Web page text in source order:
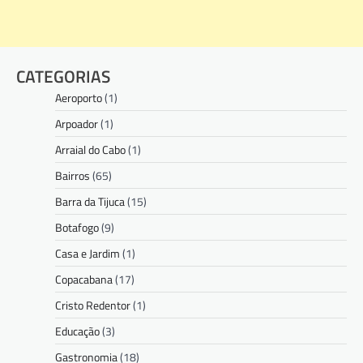
CATEGORIAS
Aeroporto(1)
Arpoador(1)
Arraial do Cabo(1)
Bairros(65)
Barra da Tijuca(15)
Botafogo(9)
Casa e Jardim(1)
Copacabana(17)
Cristo Redentor(1)
Educação(3)
Gastronomia(18)